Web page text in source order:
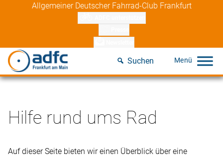
Allgemeiner Deutscher Fahrrad-Club Frankfurt
Suchen
Hilfe rund ums Rad
Auf dieser Seite bieten wir einen Überblick über eine